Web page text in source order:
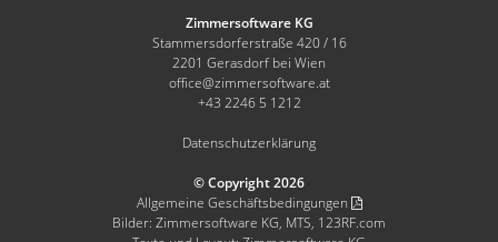
Zimmersoftware KG
Stammersdorferstraße 420 / 16
2201 Gerasdorf bei Wien
office@zimmersoftware.at
+43 2246 5 1212
Datenschutzerklärung
© Copyright 2026
Allgemeine Geschäftsbedingungen
Bilder: Zimmersoftware KG, MTS, 123RF.com